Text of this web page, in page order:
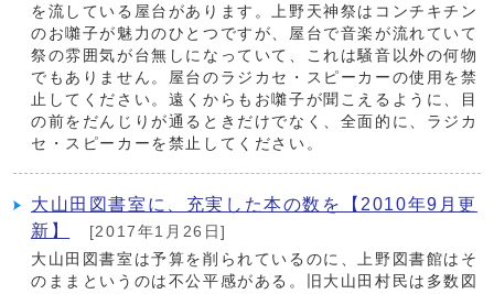
を流している屋台があります。上野天神祭はコンチキチン
のお囃子が魅力のひとつですが、屋台で音楽が流れていて
祭の雰囲気が台無しになっていて、これは騒音以外の何物
でもありません。屋台のラジカセ・スピーカーの使用を禁
止してください。遠くからもお囃子が聞こえるように、目
の前をだんじりが通るときだけでなく、全面的に、ラジカ
セ・スピーカーを禁止してください。
大山田図書室に、充実した本の数を【2010年9月更
新】
[2017年1月26日]
大山田図書室は予算を削られているのに、上野図書館はそ
のままというのは不公平感がある。旧大山田村民は多数図